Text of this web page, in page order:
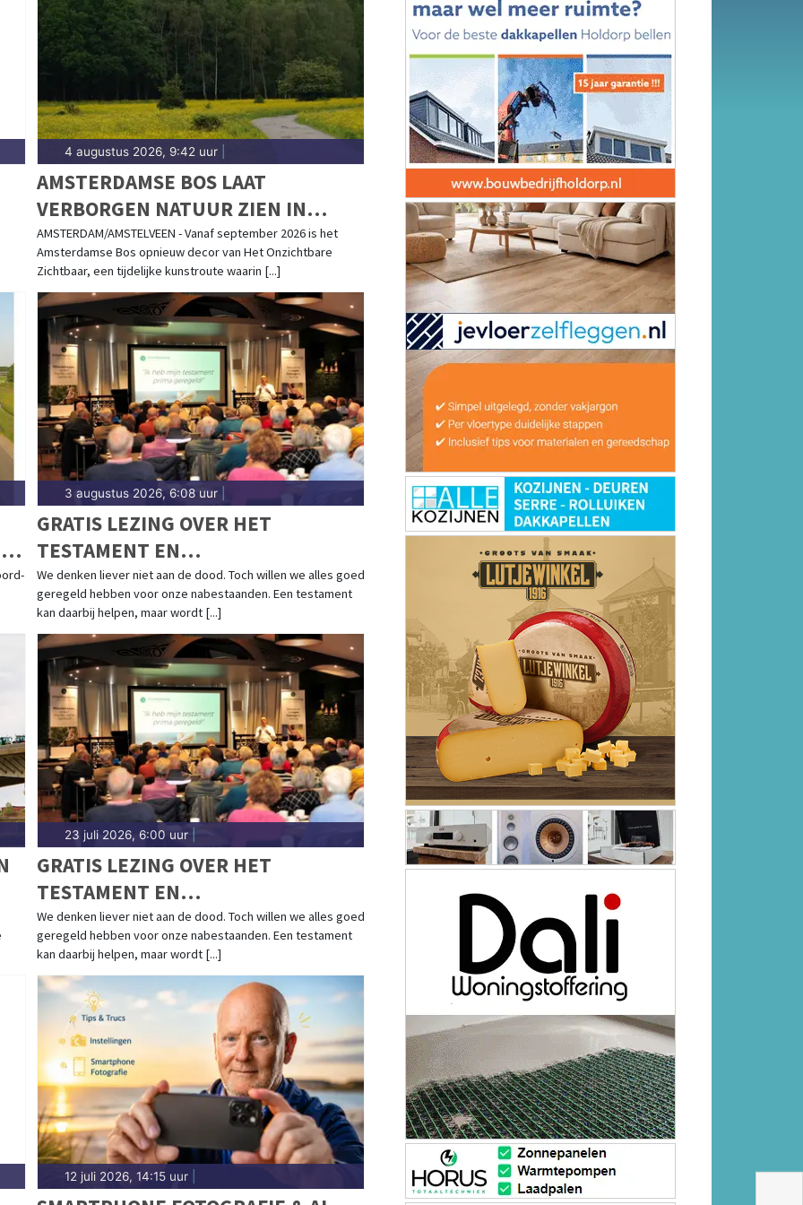
4 augustus 2026, 9:42 uur|
AMSTERDAMSE BOS LAAT
VERBORGEN NATUUR ZIEN IN
TWEEDE EDITIE VAN HET
ONZICHTBARE ZICHTBAAR
AMSTERDAM/AMSTELVEEN - Vanaf september 2026 is het
Amsterdamse Bos opnieuw decor van Het Onzichtbare
Zichtbaar, een tijdelijke kunstroute waarin [...]
3 augustus 2026, 6:08 uur|
GRATIS LEZING OVER HET
TESTAMENT EN
LEVENSTESTAMENT IN AALSMEER
We denken liever niet aan de dood. Toch willen we alles goed
geregeld hebben voor onze nabestaanden. Een testament
kan daarbij helpen, maar wordt [...]
23 juli 2026, 6:00 uur|
GRATIS LEZING OVER HET
TESTAMENT EN
LEVENSTESTAMENT IN
HAARLEMMERLIEDE
We denken liever niet aan de dood. Toch willen we alles goed
geregeld hebben voor onze nabestaanden. Een testament
kan daarbij helpen, maar wordt [...]
12 juli 2026, 14:15 uur|